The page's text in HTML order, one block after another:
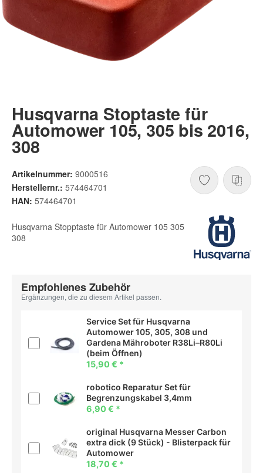
Husqvarna Stoptaste für
Automower 105, 305 bis 2016,
308
Artikelnummer: 9000516
Herstellernr.: 574464701
HAN: 574464701
Husqvarna Stopptaste für Automower 105 305
308
Empfohlenes Zubehör
Ergänzungen, die zu diesem Artikel passen.
Service Set für Husqvarna
Automower 105, 305, 308 und
Gardena Mähroboter R38Li–R80Li
(beim Öffnen)
15,90 € *
robotico Reparatur Set für
Begrenzungskabel 3,4mm
6,90 € *
original Husqvarna Messer Carbon
extra dick (9 Stück) - Blisterpack für
Automower
18,70 € *